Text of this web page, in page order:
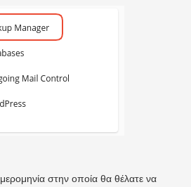
στην οποία θα θέλατε να